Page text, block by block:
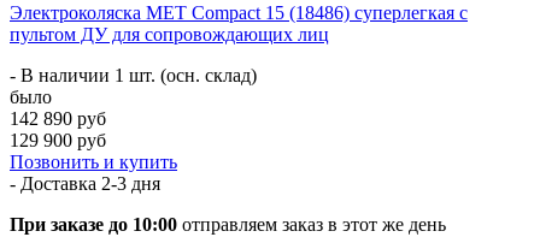
Электроколяска MET Compact 15 (18486) суперлегкая с
пультом ДУ для сопровождающих лиц
- В наличии 1 шт. (осн. склад)
было
142 890 руб
129 900 руб
Позвонить и купить
- Доставка 2-3 дня
При заказе до 10:00 отправляем заказ в этот же день